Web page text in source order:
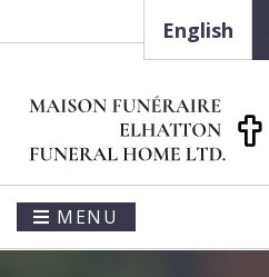
English
MENU